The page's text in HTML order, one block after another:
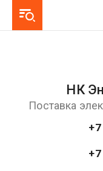
НК
Поставка